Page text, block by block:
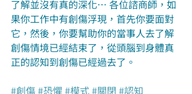
了解並沒有真的深化… 各位諮商師，如
果你工作中有創傷浮現，首先你要面對
它，然後，你要幫助你的當事人去了解
創傷情境已經結束了，從頭腦到身體真
正的認知到創傷已經過去了。
#創傷#恐懼 #模式#關閉 #認知